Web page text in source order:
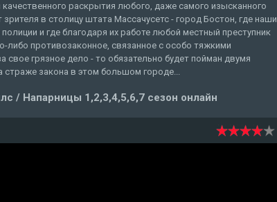
раскрытия любого, даже самого изысканного
в столицу штата Массачусетс - город Бостон, где наши
и где благодаря их работе любой местный преступник
либо противозаконное, связанное с особо тяжкими
свое грязное дело - то обязательно будет пойман двумя
закона в этом большом городе...
/ Напарницы 1,2,3,4,5,6,7 сезон онлайн